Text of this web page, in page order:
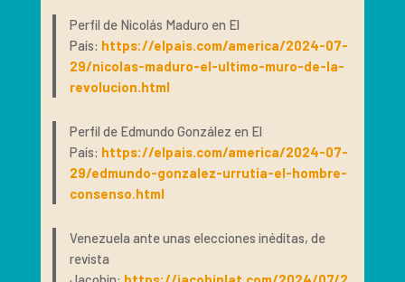
Perfil de Nicolás Maduro en El
País: https://elpais.com/america/2024-07-
29/nicolas-maduro-el-ultimo-muro-de-la-
revolucion.html
Perfil de Edmundo González en El
País: https://elpais.com/america/2024-07-
29/edmundo-gonzalez-urrutia-el-hombre-
consenso.html
Venezuela ante unas elecciones inéditas, de
revista